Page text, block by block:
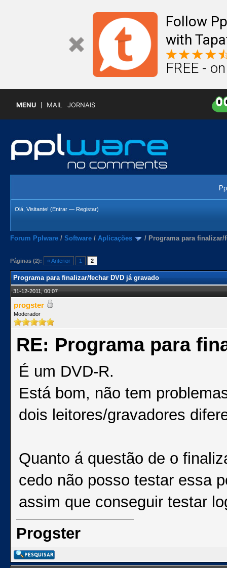
Follow
with
FREE -
MENU MAIL JORNAIS
Olá, Visitante! (Entrar — Registar)
Forum Pplware / Software / Aplicações / Programa para finalizar/
Páginas (2): « Anterior 1 2
Programa para finalizar/fechar DVD já gravado
31-12-2011, 00:07
progster
Moderador
RE: Programa para
É um DVD-R.
Está bom, não tem
dois leitores/gravadores
Quanto á questão de o
cedo não posso testar essa
assim que conseguir testar
Progster